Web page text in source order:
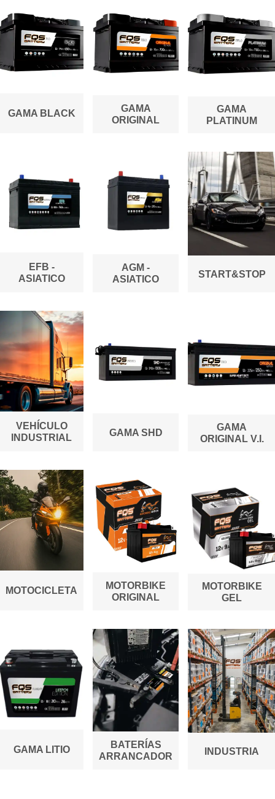
GAMA BLACK
GAMA
ORIGINAL
GAMA
PLATINUM
EFB -
ASIATICO
AGM -
ASIATICO
START&STOP
VEHÍCULO
INDUSTRIAL
GAMA SHD
GAMA
ORIGINAL V.I.
MOTOCICLETA
MOTORBIKE
ORIGINAL
MOTORBIKE
GEL
GAMA LITIO
BATERÍAS
ARRANCADOR
INDUSTRIA